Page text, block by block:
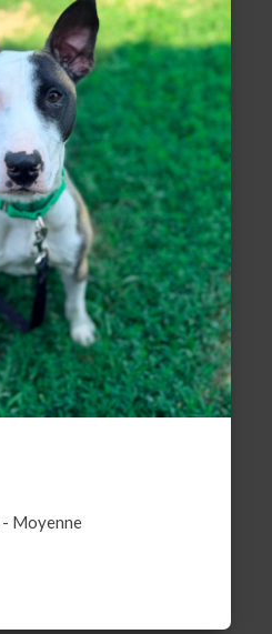
- Moyenne